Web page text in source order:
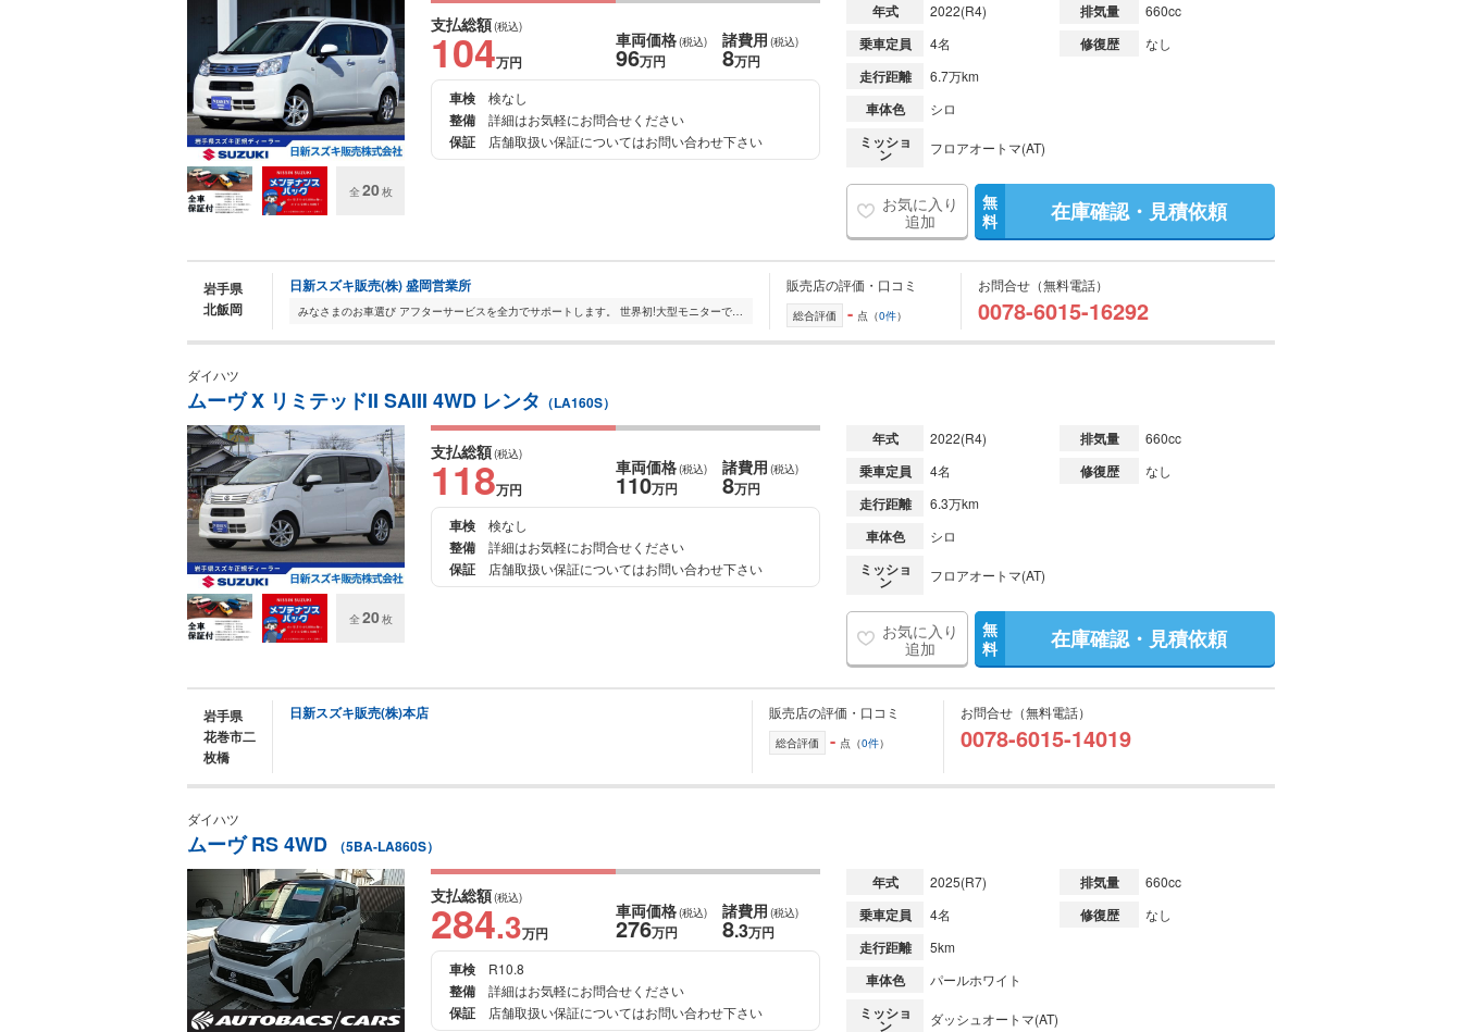
全 20枚
支払総額(税込)
104万円
車両価格(税込)
96万円
諸費用 (税込)
8万円
車検
検なし
整備 詳細はお気軽にお問合せください
保証 店舗取扱い保証についてはお問い合わせ下さい
年式 2022(R4) 排気量 660cc
乗車定員 4名 修復歴 なし
走行距離 6.7万km
車体色 シロ
ミッショ
ン フロアオートマ(AT)
お気に入り
追加
無
料
在庫確認・見積依頼
岩手県
北飯岡
日新スズキ販売(株) 盛岡営業所
みなさまのお車選び アフターサービスを全力でサポートします。 世界初!大型モニターでの商談もできます。 実際にグレードやボディカラーをお好みで変更することが...
販売店の評価・口コミ
総合評価 - 点（0件）
お問合せ（無料電話）
0078-6015-16292
ダイハツ
ムーヴ X リミテッドII SAIII 4WD レンタ （LA160S）
全 20枚
支払総額(税込)
118万円
車両価格(税込)
110万円
諸費用 (税込)
8万円
車検
検なし
整備 詳細はお気軽にお問合せください
保証 店舗取扱い保証についてはお問い合わせ下さい
年式 2022(R4) 排気量 660cc
乗車定員 4名 修復歴 なし
走行距離 6.3万km
車体色 シロ
ミッショ
ン フロアオートマ(AT)
お気に入り
追加
無
料
在庫確認・見積依頼
岩手県
花巻市二
枚橋
日新スズキ販売(株)本店 販売店の評価・口コミ
総合評価 - 点（0件）
お問合せ（無料電話）
0078-6015-14019
ダイハツ
ムーヴ RS 4WD （5BA-LA860S）
支払総額(税込)
284.3万円
車両価格(税込)
276万円
諸費用 (税込)
8.3万円
車検
R10.8
整備 詳細はお気軽にお問合せください
保証 店舗取扱い保証についてはお問い合わせ下さい
年式 2025(R7) 排気量 660cc
乗車定員 4名 修復歴 なし
走行距離 5km
車体色 パールホワイト
ミッショ
ン ダッシュオートマ(AT)